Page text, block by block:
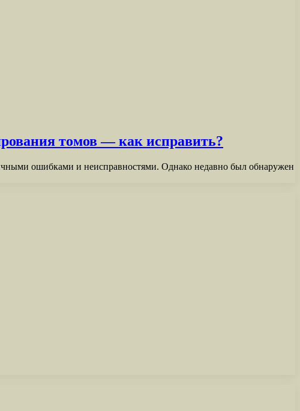
томов — как исправить?
ошибками и неисправностями. Однако недавно был обнаружен